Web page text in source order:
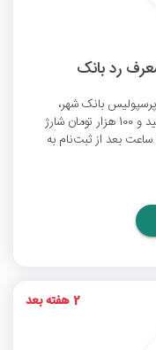
بانک شهر،
ثبت‌نام کنید و 100 هزار تومان شارژ
کیف پول دریافت کنید. این هدیه حداکثر تا 24 ساعت بعد از ثبت‌نام به
2 هفته بعد